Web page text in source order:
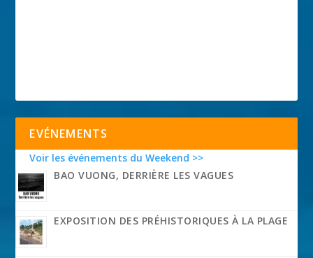
EVÉNEMENTS
Voir les événements du Weekend >>
BAO VUONG, DERRIÈRE LES VAGUES
EXPOSITION DES PRÉHISTORIQUES À LA PLAGE